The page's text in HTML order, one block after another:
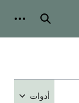
بحث
أدوات